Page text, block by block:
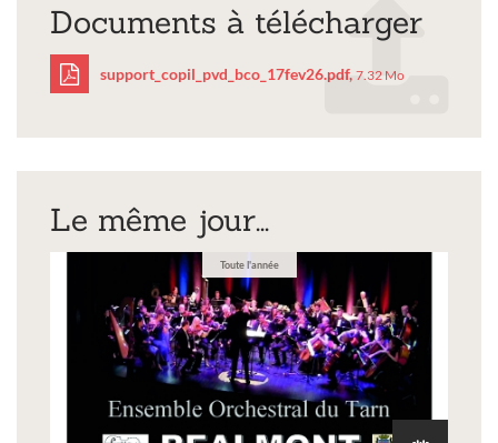
Documents à télécharger
support_copil_pvd_bco_17fev26.pdf, 7.32 Mo
Le même jour...
Toute l'année